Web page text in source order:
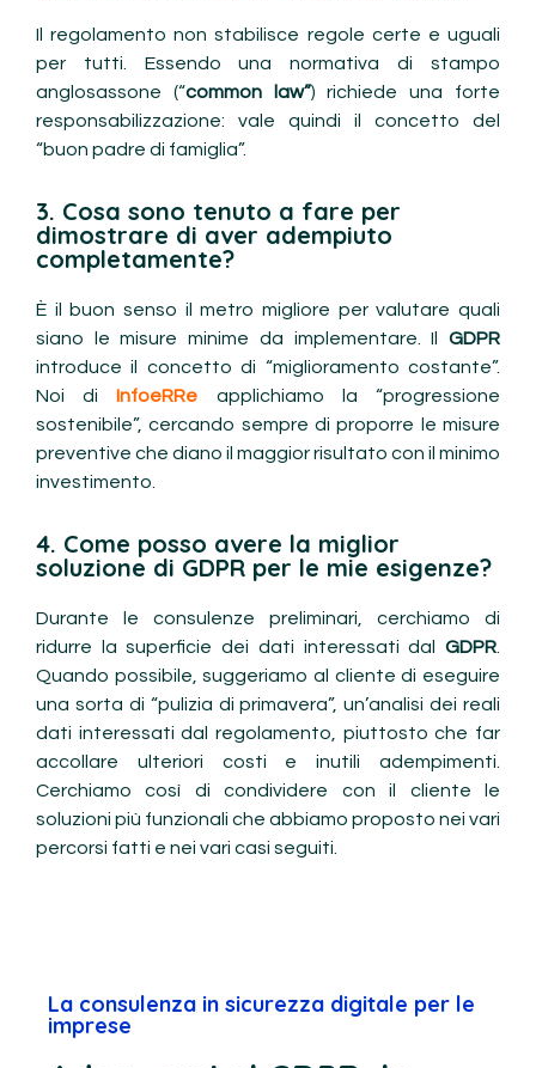
Il regolamento non stabilisce regole certe e uguali
per tutti. Essendo una normativa di stampo
anglosassone (“common law”) richiede una forte
responsabilizzazione: vale quindi il concetto del
“buon padre di famiglia”.
3. Cosa sono tenuto a fare per
dimostrare di aver adempiuto
completamente?
È il buon senso il metro migliore per valutare quali
siano le misure minime da implementare. Il GDPR
introduce il concetto di “miglioramento costante”.
Noi di InfoeRRe
applichiamo la “progressione
sostenibile”, cercando sempre di proporre le misure
preventive che diano il maggior risultato con il minimo
investimento.
4. Come posso avere la miglior
soluzione di GDPR per le mie esigenze?
Durante le consulenze preliminari, cerchiamo di
ridurre la superficie dei dati interessati dal GDPR
Quando possibile, suggeriamo al cliente di eseguire
una sorta di “pulizia di primavera”, un’analisi dei reali
dati interessati dal regolamento, piuttosto che far
accollare ulteriori costi e inutili adempimenti.
Cerchiamo così di condividere con il cliente le
soluzioni più funzionali che abbiamo proposto nei vari
percorsi fatti e nei vari casi seguiti.
La consulenza in sicurezza digitale per le
imprese